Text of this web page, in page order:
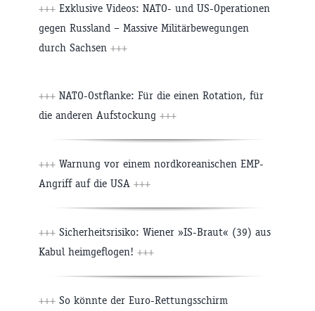
+++ Exklusive Videos: NATO- und US-Operationen
gegen Russland – Massive Militärbewegungen
durch Sachsen +++
+++ NATO-Ostflanke: Für die einen Rotation, für
die anderen Aufstockung +++
+++ Warnung vor einem nordkoreanischen EMP-
Angriff auf die USA +++
+++ Sicherheitsrisiko: Wiener »IS-Braut« (39) aus
Kabul heimgeflogen! +++
+++ So könnte der Euro-Rettungsschirm